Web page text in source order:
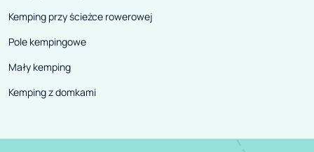
Kemping przy ścieżce rowerowej
Pole kempingowe
Mały kemping
Kemping z domkami